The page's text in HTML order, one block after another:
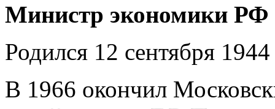
Министр экономики РФ
Родился 12 сентября
В 1966 окончил